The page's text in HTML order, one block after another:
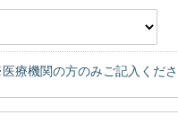
療機関の方のみご記入くだ